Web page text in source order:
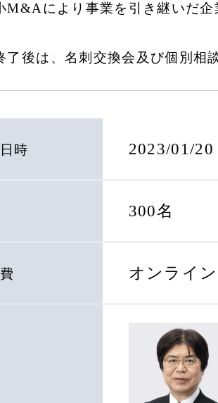
M&Aにより事業を引き継いだ
了後は、名刺交換会及び個別相
時 2023/01/
300名
オンライ